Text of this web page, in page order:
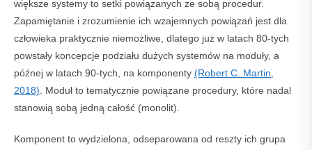
większe systemy to setki powiązanych ze sobą procedur.
Zapamiętanie i zrozumienie ich wzajemnych powiązań jest dla
człowieka praktycznie niemożliwe, dlatego już w latach 80-tych
powstały koncepcje podziału dużych systemów na moduły, a
późnej w latach 90-tych, na komponenty (Robert C. Martin,
2018). Moduł to tematycznie powiązane procedury, które nadal
stanowią sobą jedną całość (monolit).
Komponent to wydzielona, odseparowana od reszty ich grupa